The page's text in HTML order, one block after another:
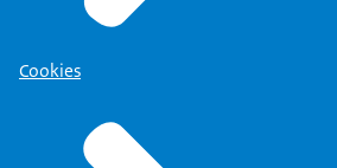
Cookies